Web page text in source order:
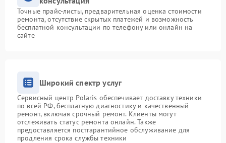
Точные прайс-листы, предварительная оценка стоимости
ремонта, отсутствие скрытых платежей и возможность
бесплатной консультации по телефону или онлайн на
сайте
Широкий спектр услуг
Сервисный центр Polaris обеспечивает доставку техники
по всей РФ, бесплатную диагностику и качественный
ремонт, включая срочный ремонт. Клиенты могут
отслеживать статус ремонта онлайн. Также
предоставляется постгарантийное обслуживание для
продления срока службы техники